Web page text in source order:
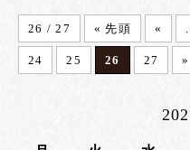
26 / 27 « 先頭 «
24 25 26 27 »